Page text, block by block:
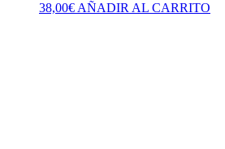
38,00€ AÑADIR AL CARRITO